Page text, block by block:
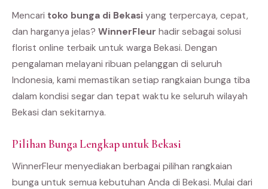
Mencari toko bunga di Bekasi yang terpercaya, cepat,
dan harganya jelas? WinnerFleur hadir sebagai solusi
florist online terbaik untuk warga Bekasi. Dengan
pengalaman melayani ribuan pelanggan di seluruh
Indonesia, kami memastikan setiap rangkaian bunga tiba
dalam kondisi segar dan tepat waktu ke seluruh wilayah
Bekasi dan sekitarnya.
Pilihan Bunga Lengkap untuk Bekasi
WinnerFleur menyediakan berbagai pilihan rangkaian
bunga untuk semua kebutuhan Anda di Bekasi. Mulai dari